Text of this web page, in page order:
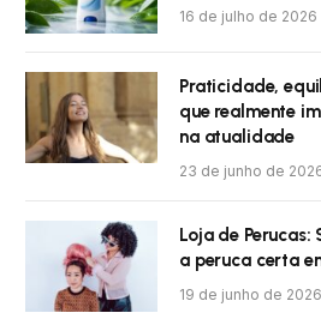
16 de julho de 2026
Praticidade,
que realmente
na atualidade
23 de junho de
Loja de
a peruca certa
19 de junho de 2026